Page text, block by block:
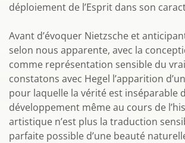
déploiement de l’Esprit dans son
Avant d’évoquer Nietzsche et
selon nous apparente, avec la
comme représentation sensible du
constatons avec Hegel l’apparition
pour laquelle la vérité est inséparable
développement même au cours de
artistique n’est plus la traduction
parfaite possible d’une beauté